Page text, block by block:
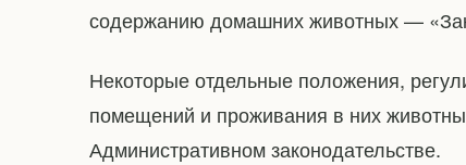
содержанию домашних животных —
Некоторые отдельные положения,
помещений и проживания в них
Административном законодательстве.